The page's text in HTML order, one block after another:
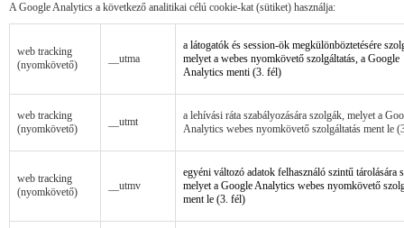
A Google Analytics a következő analitikai célú cookie-kat (sütiket) használja:
web tracking
(nyomkövető)
__utma
a látogatók és session-ök megkülönböztetésére
melyet a webes nyomkövető szolgáltatás, a Google
Analytics menti (3. fél)
web tracking
(nyomkövető)
__utmt
a lehívási ráta szabályozására szolgák, melyet a
Analytics webes nyomkövető szolgáltatás ment le
web tracking
(nyomkövető)
__utmv
egyéni változó adatok felhasználó szintű tárolására
melyet a Google Analytics webes nyomkövető
ment le (3. fél)